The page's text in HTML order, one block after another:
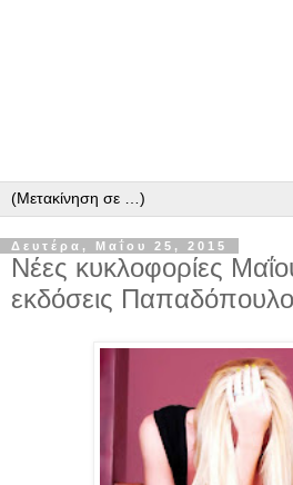
Δευτέρα, Μαΐου 25, 2015
Νέες κυκλοφορίες
εκδόσεις